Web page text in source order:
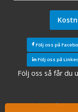
Följ oss på
Följ oss på
Följ oss så får du
Sök